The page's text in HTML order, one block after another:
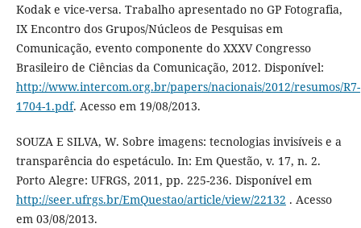
Kodak e vice-versa. Trabalho apresentado no GP Fotografia,
IX Encontro dos Grupos/Núcleos de Pesquisas em
Comunicação, evento componente do XXXV Congresso
Brasileiro de Ciências da Comunicação, 2012. Disponível:
http://www.intercom.org.br/papers/nacionais/2012/resumos/R7-
1704-1.pdf. Acesso em 19/08/2013.
SOUZA E SILVA, W. Sobre imagens: tecnologias invisíveis e a
transparência do espetáculo. In: Em Questão, v. 17, n. 2.
Porto Alegre: UFRGS, 2011, pp. 225-236. Disponível em
http://seer.ufrgs.br/EmQuestao/article/view/22132 . Acesso
em 03/08/2013.